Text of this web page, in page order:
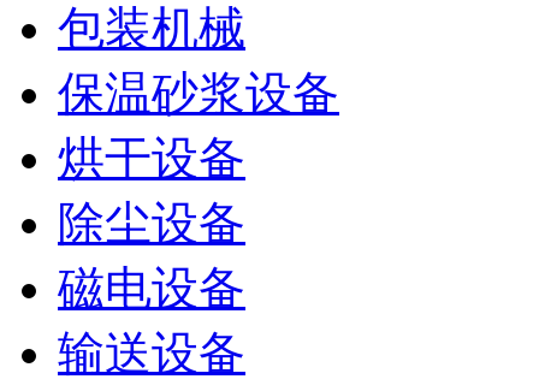
包装机械
保温砂浆设备
烘干设备
除尘设备
磁电设备
输送设备